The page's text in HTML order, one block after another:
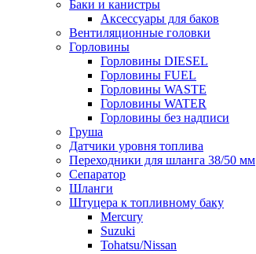
Баки и канистры
Аксессуары для баков
Вентиляционные головки
Горловины
Горловины DIESEL
Горловины FUEL
Горловины WASTE
Горловины WATER
Горловины без надписи
Груша
Датчики уровня топлива
Переходники для шланга 38/50 мм
Сепаратор
Шланги
Штуцера к топливному баку
Mercury
Suzuki
Tohatsu/Nissan